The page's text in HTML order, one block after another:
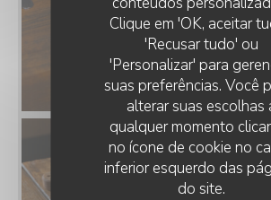
Clique em 'OK, aceitar
'Recusar tudo' ou
'Personalizar' para
suas preferências. Você
alterar suas escolhas
qualquer momento
no ícone de cookie no
inferior esquerdo das
do site.